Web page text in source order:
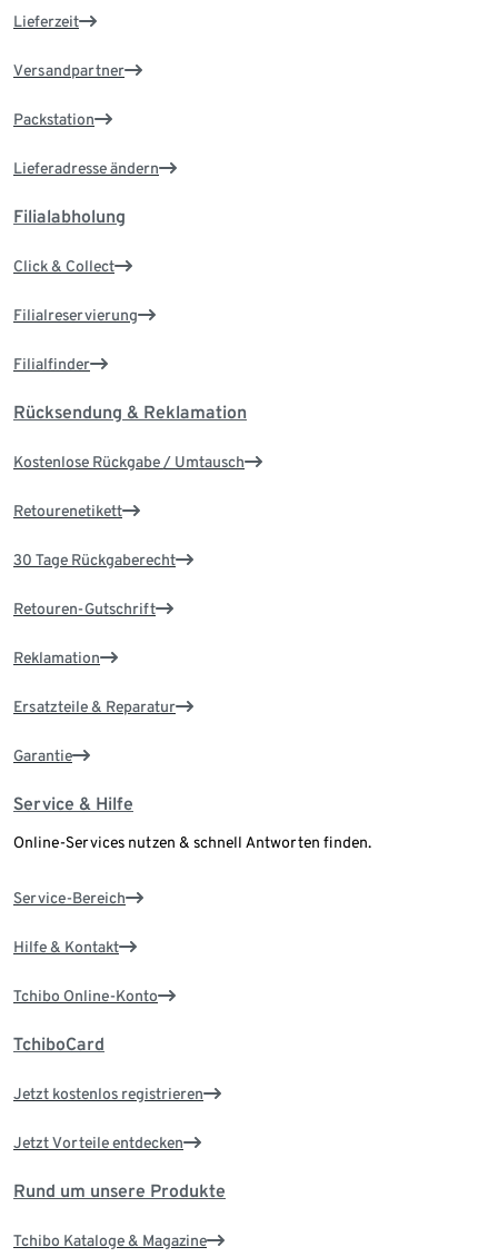
Lieferzeit
Versandpartner
Packstation
Lieferadresse ändern
Filialabholung
Click & Collect
Filialreservierung
Filialfinder
Rücksendung & Reklamation
Kostenlose Rückgabe / Umtausch
Retourenetikett
30 Tage Rückgaberecht
Retouren-Gutschrift
Reklamation
Ersatzteile & Reparatur
Garantie
Service & Hilfe
Online-Services nutzen & schnell Antworten finden.
Service-Bereich
Hilfe & Kontakt
Tchibo Online-Konto
TchiboCard
Jetzt kostenlos registrieren
Jetzt Vorteile entdecken
Rund um unsere Produkte
Tchibo Kataloge & Magazine